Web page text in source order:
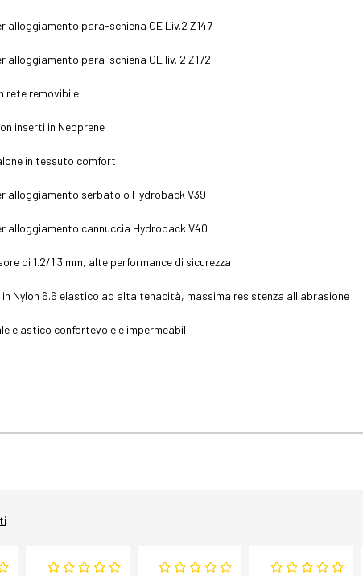
alloggiamento para-schiena CE Liv.2 Z147
alloggiamento para-schiena CE liv. 2 Z172
rete removibile
inserti in Neoprene
in tessuto comfort
alloggiamento serbatoio Hydroback V39
alloggiamento cannuccia Hydroback V40
di 1.2/1.3 mm, alte performance di sicurezza
Nylon 6.6 elastico ad alta tenacità, massima resistenza all'abrasione
elastico confortevole e impermeabil